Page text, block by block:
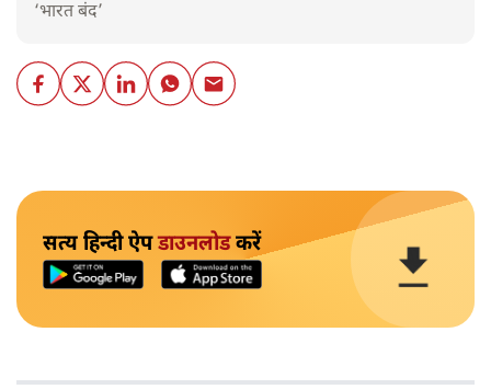
‘भारत बंद’
सत्य हिन्दी ऐपडाउनलोडकरें